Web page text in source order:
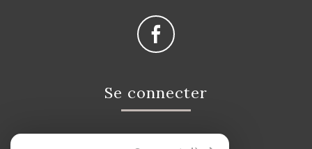
Se connecter